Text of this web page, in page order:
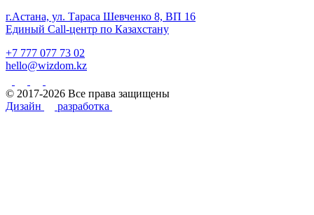
г.Астана, ул. Тараса Шевченко 8, ВП 16
Единый Call-центр по Казахстану
+7 777 077 73 02
hello@wizdom.kz
© 2017-2026 Все права защищены
Дизайн
разработка